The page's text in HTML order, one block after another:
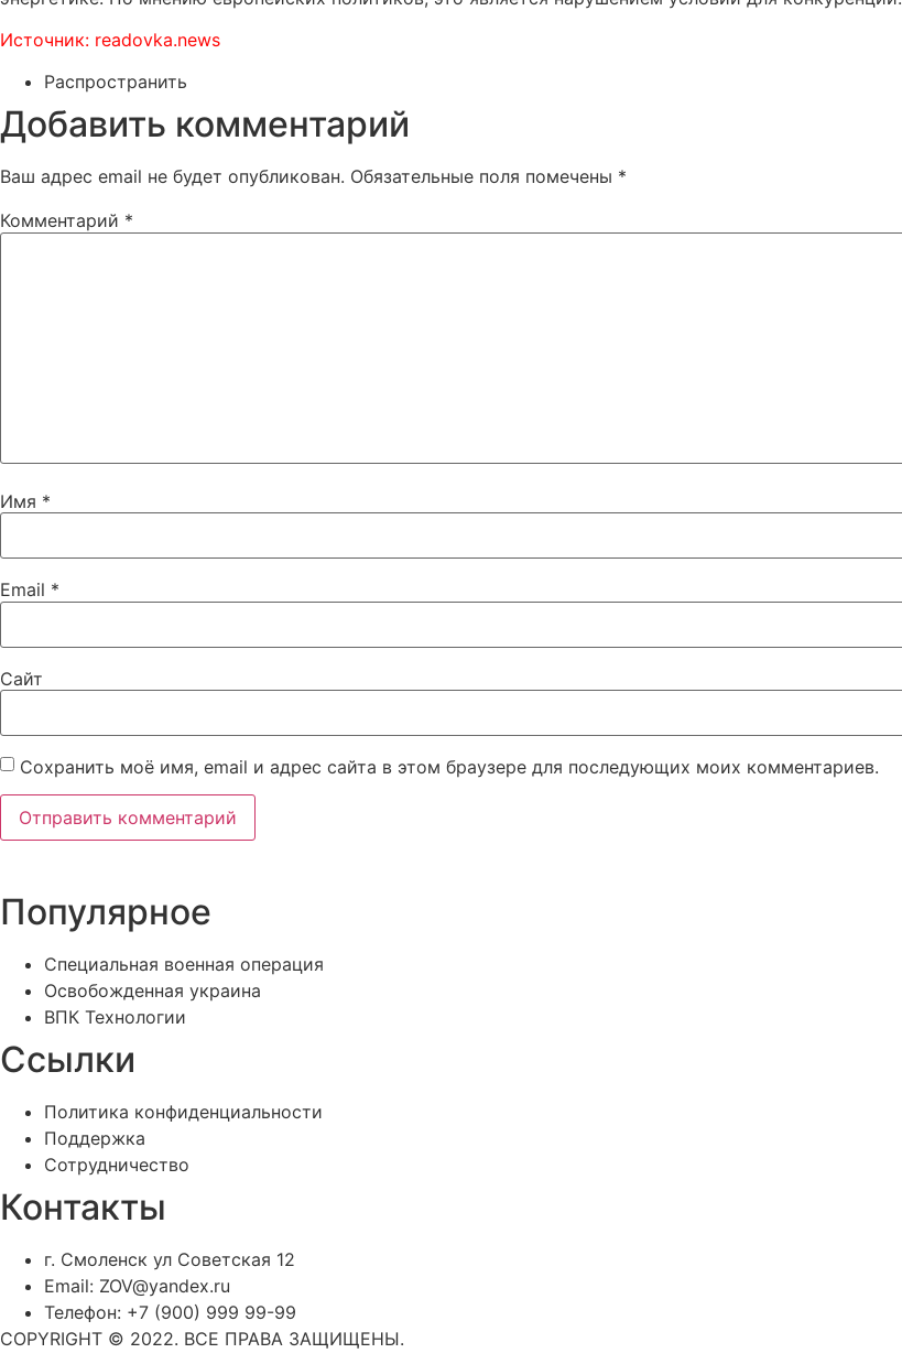
Источник: readovka.news
Распространить
Добавить комментарий
Ваш адрес email не будет опубликован. Обязательные поля помечены *
Комментарий *
Имя *
Email *
Сайт
Сохранить моё имя, email и адрес сайта в этом браузере для последующих моих комментариев.
Популярное
Специальная военная операция
Освобожденная украина
ВПК Технологии
Ссылки
Политика конфиденциальности
Поддержка
Сотрудничество
Контакты
г. Смоленск ул Советская 12
Email: ZOV@yandex.ru
Телефон: +7 (900) 999 99-99
COPYRIGHT © 2022. ВСЕ ПРАВА ЗАЩИЩЕНЫ.